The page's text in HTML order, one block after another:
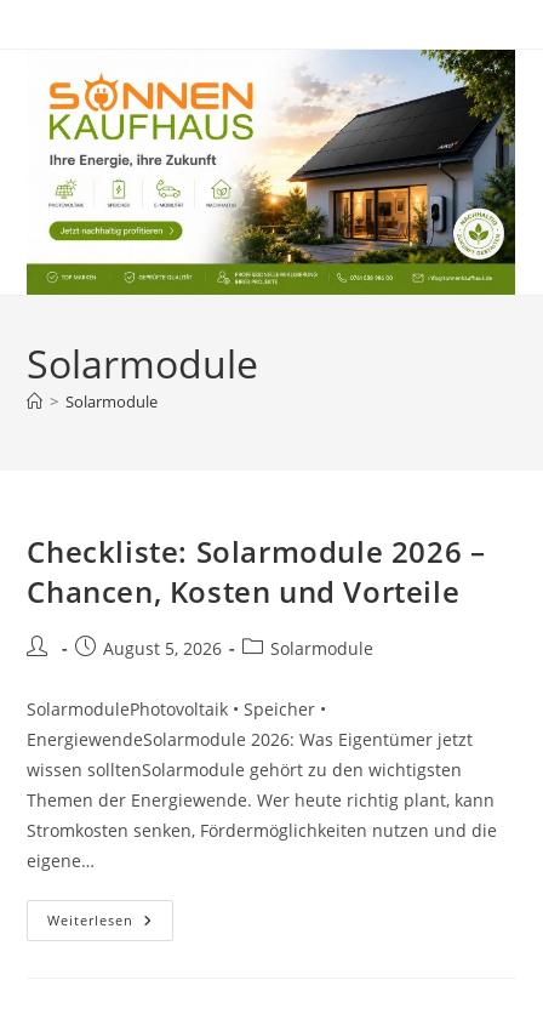
Solarmodule
> Solarmodule
Checkliste: Solarmodule 2026 –
Chancen, Kosten und Vorteile
Beitrags-BeitragAugust 5, 2026
Beitrags-
Solarmodule
SolarmodulePhotovoltaik • Speicher •
EnergiewendeSolarmodule 2026: Was Eigentümer jetzt
wissen solltenSolarmodule gehört zu den wichtigsten
Themen der Energiewende. Wer heute richtig plant, kann
Stromkosten senken, Fördermöglichkeiten nutzen und die
eigene…
Weiterlesen Checkliste:
Solarmodule